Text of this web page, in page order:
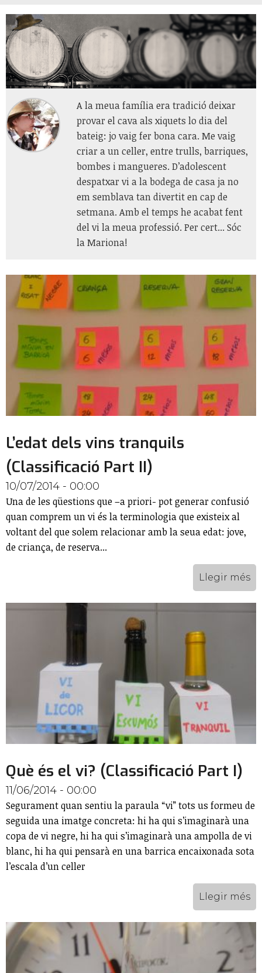
A la meua família era tradició deixar
provar el cava als xiquets lo dia del
bateig: jo vaig fer bona cara. Me vaig
criar a un celler, entre trulls, barriques,
bombes i mangueres. D’adolescent
despatxar vi a la bodega de casa ja no
em semblava tan divertit en cap de
setmana. Amb el temps he acabat fent
del vi la meua professió. Per cert... Sóc
la Mariona!
L’edat dels vins tranquils
(Classificació Part II)
10/07/2014 - 00:00
Una de les qüestions que –a priori- pot generar confusió
quan comprem un vi és la terminologia que existeix al
voltant del que solem relacionar amb la seua edat: jove,
de criança, de reserva...
Llegir més
Què és el vi? (Classificació Part I)
11/06/2014 - 00:00
Segurament quan sentiu la paraula “vi” tots us formeu de
seguida una imatge concreta: hi ha qui s’imaginarà una
copa de vi negre, hi ha qui s’imaginarà una ampolla de vi
blanc, hi ha qui pensarà en una barrica encaixonada sota
l’escala d’un celler
Llegir més